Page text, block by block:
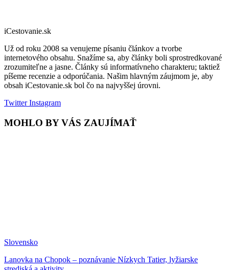
iCestovanie.sk
Už od roku 2008 sa venujeme písaniu článkov a tvorbe
internetového obsahu. Snažíme sa, aby články boli sprostredkované
zrozumiteľne a jasne. Články sú informatívneho charakteru; taktiež
píšeme recenzie a odporúčania. Našim hlavným záujmom je, aby
obsah iCestovanie.sk bol čo na najvyššej úrovni.
TwitterInstagram
MOHLO BY VÁS ZAUJÍMAŤ
Slovensko
Lanovka na Chopok – poznávanie Nízkych Tatier, lyžiarske